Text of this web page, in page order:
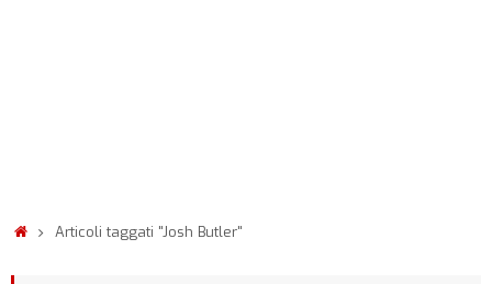
Articoli taggati "Josh Butler"